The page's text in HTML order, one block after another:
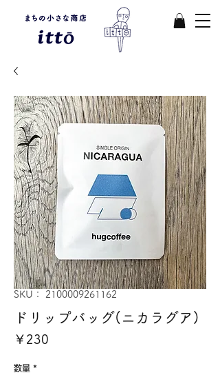
SKU： 2100009261162
ドリップバッグ(ニカラグア)
￥230
数量 *